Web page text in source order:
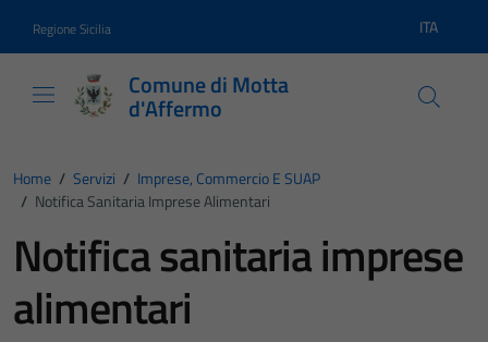
Regione Sicilia Lingua
ITA
Comune di Motta
d'Affermo
Home / Servizi / Imprese, Commercio E SUAP
/ Notifica Sanitaria Imprese Alimentari
Notifica sanitaria imprese
alimentari